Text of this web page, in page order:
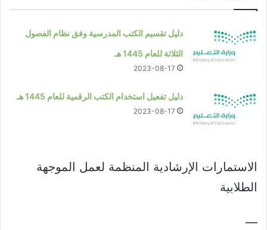
دليل تقسيم الكتب المدرسية وفق نظام الفصول
الثلاثة للعام 1445 هـ
2023-08-17
دليل تفعيل استخدام الكتب الرقمية للعام 1445 هـ
2023-08-17
الاستمارات الإرشادية المنظمة لعمل الموجهة
الطلابية
—